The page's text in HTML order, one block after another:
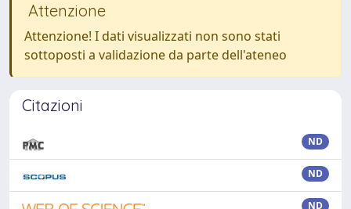
Attenzione
Attenzione! I dati visualizzati non sono stati
sottoposti a validazione da parte dell'ateneo
Citazioni
ND
ND
ND